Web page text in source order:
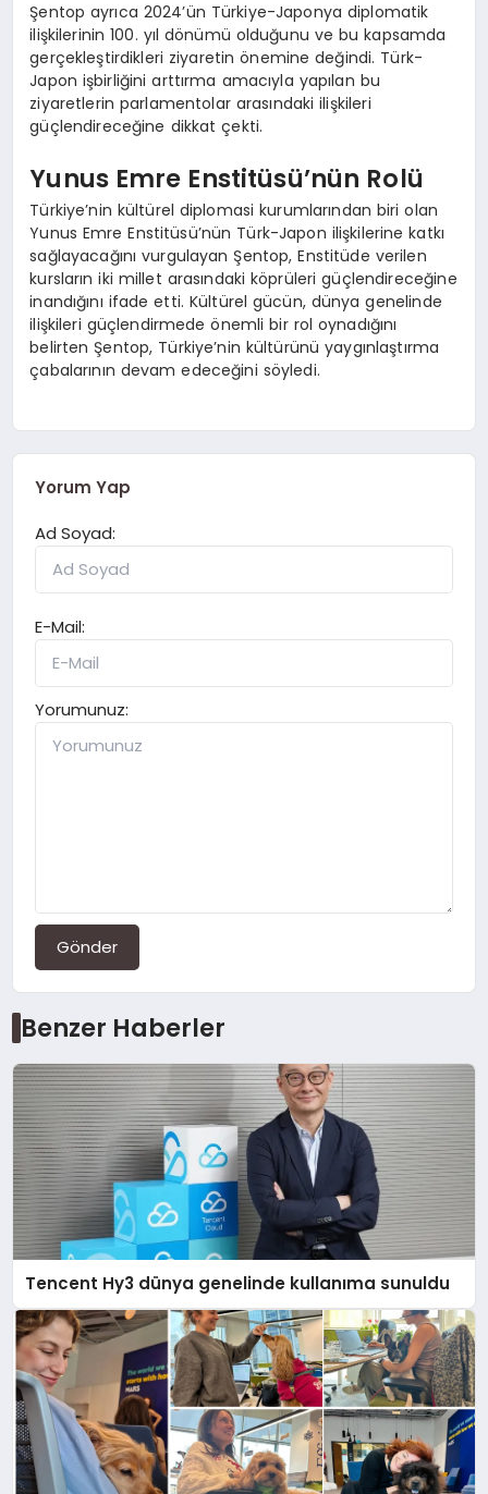
Şentop ayrıca 2024’ün Türkiye-Japonya diplomatik
ilişkilerinin 100. yıl dönümü olduğunu ve bu kapsamda
gerçekleştirdikleri ziyaretin önemine değindi. Türk-
Japon işbirliğini arttırma amacıyla yapılan bu
ziyaretlerin parlamentolar arasındaki ilişkileri
güçlendireceğine dikkat çekti.
Yunus Emre Enstitüsü’nün Rolü
Türkiye’nin kültürel diplomasi kurumlarından biri olan
Yunus Emre Enstitüsü’nün Türk-Japon ilişkilerine katkı
sağlayacağını vurgulayan Şentop, Enstitüde verilen
kursların iki millet arasındaki köprüleri güçlendireceğine
inandığını ifade etti. Kültürel gücün, dünya genelinde
ilişkileri güçlendirmede önemli bir rol oynadığını
belirten Şentop, Türkiye’nin kültürünü yaygınlaştırma
çabalarının devam edeceğini söyledi.
Yorum Yap
Ad Soyad:
E-Mail:
Yorumunuz:
Gönder
Benzer Haberler
Tencent Hy3 dünya genelinde kullanıma sunuldu